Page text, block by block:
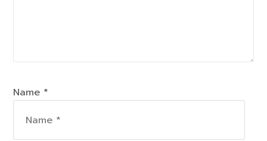
Name *